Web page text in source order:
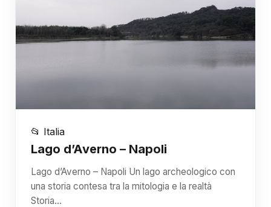
📂 Italia
Lago d’Averno – Napoli
Lago d’Averno – Napoli Un lago archeologico con
una storia contesa tra la mitologia e la realtà
Storia…